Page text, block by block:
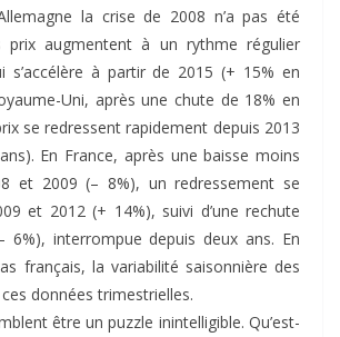
la crise de 2008 n’a pas été
prix augmentent à un rythme régulier
s’accélère à partir de 2015 (+ 15% en
Uni, après une chute de 18% en
se redressent rapidement depuis 2013
En France, après une baisse moins
et 2009 (– 8%), un redressement se
et 2012 (+ 14%), suivi d’une rechute
6%), interrompue depuis deux ans. En
français, la variabilité saisonnière des
données trimestrielles.
être un puzzle inintelligible. Qu’est-